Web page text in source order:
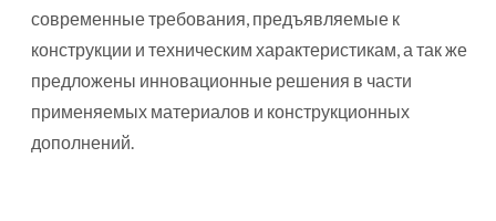
современные требования, предъявляемые к
конструкции и техническим характеристикам, а так же
предложены инновационные решения в части
применяемых материалов и конструкционных
дополнений.